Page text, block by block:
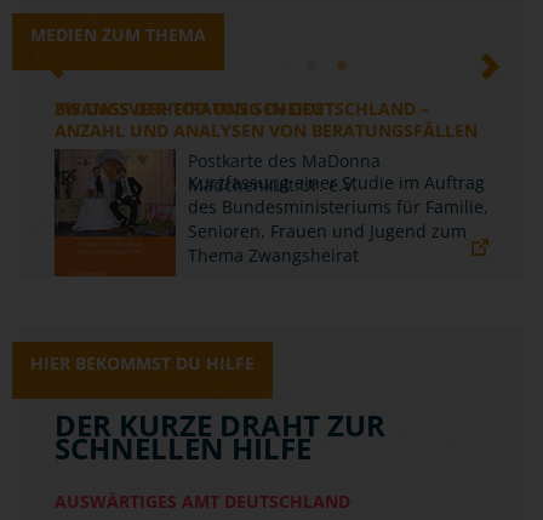
MEDIEN ZUM THEMA
ZWANGSVERHEIRATUNG IN DEUTSCHLAND –
ANZAHL UND ANALYSEN VON BERATUNGSFÄLLEN
Kurzfassung einer Studie im Auftrag
des Bundesministeriums für Familie,
Senioren, Frauen und Jugend zum
Thema Zwangsheirat
Previous Next
HIER BEKOMMST DU HILFE